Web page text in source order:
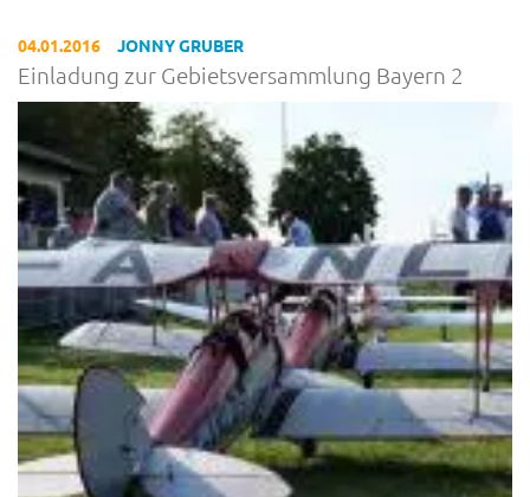
04.01.2016 JONNY GRUBER
Einladung zur Gebietsversammlung Bayern 2